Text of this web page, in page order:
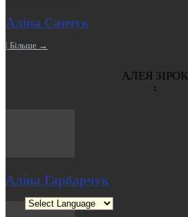
Аліна Савчук
| Більше →
АЛЕЯ ЗІРОК
Аліна Гарбарчук